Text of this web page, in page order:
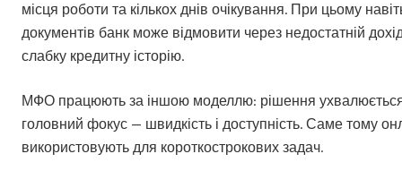
місця роботи та кількох днів очікування. При цьому
документів банк може відмовити через недостатній
слабку кредитну історію.
МФО працюють за іншою моделлю: рішення
головний фокус — швидкість і доступність. Саме тому
використовують для короткострокових задач.